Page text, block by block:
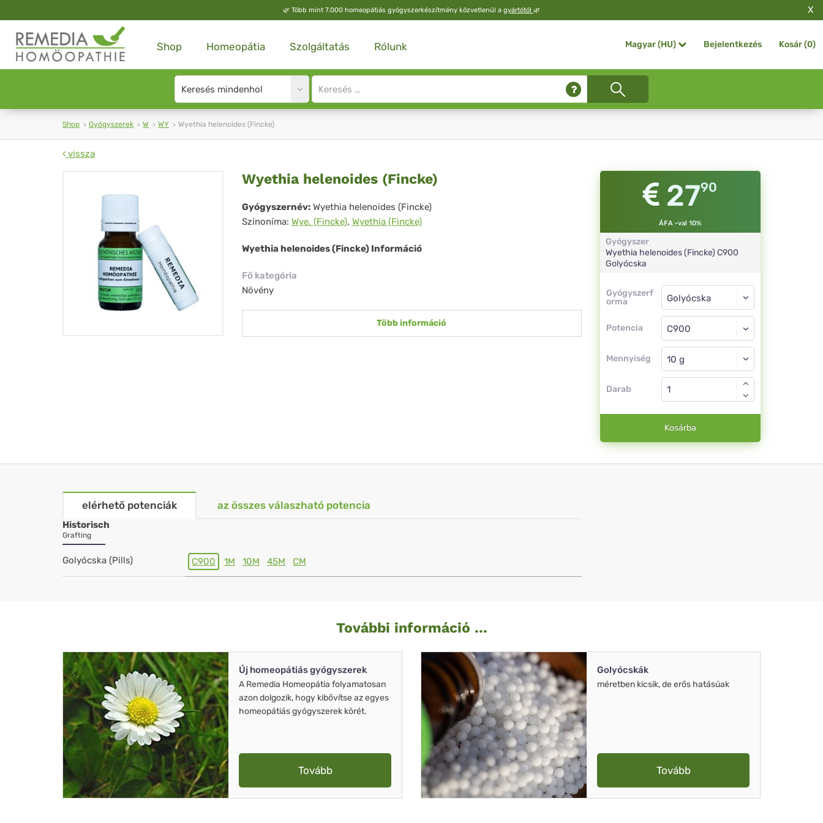
🌿 Több mint 7.000 homeopátiás gyógyszerkészítmény közvetlenül a gyártótól 🌿 X
Shop Homeopátia Szolgáltatás Rólunk Magyar (HU) Bejelentkezés Kosár (0)
Search
type
Site
search
Shop Gyógyszerek W WY Wyethia helenoides (Fincke)
vissza
Wyethia
helenoides
(Fincke)
Wyethia helenoides (Fincke)
Gyógyszernév: Wyethia helenoides (Fincke)
Szinoníma: Wye. (Fincke), Wyethia (Fincke)
Wyethia helenoides (Fincke) Információ
Fő kategória
Növény
Több információ
2790
ÁFA -val 10%
Gyógyszer
Wyethia helenoides (Fincke) C900
Golyócska
Gyógyszerf
orma
Gyógyszerforma
Potencia
Golyócska
C900
Mennyiség
Golyócska
Darab
Kosárba
elérhető potenciák az összes válaszható potencia
Historisch
Grafting
Golyócska (Pills) C900 1M 10M 45M CM
További információ ...
Új homeopátiás gyógyszerek
A Remedia Homeopátia folyamatosan
azon dolgozik, hogy kibővítse az egyes
homeopátiás gyógyszerek körét.
Tovább
Golyócskák
méretben kicsik, de erős hatásúak
Tovább